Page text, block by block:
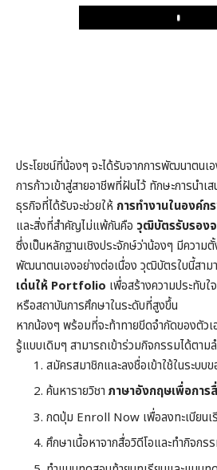
Play
ประโยชน์ที่น้องๆ จะได้รับจากการพัฒนาตนเ
การก้าวเข้าสู่สายอาชีพที่ฝันไว้ ทักษะการนำเ
ธุรกิจที่ได้รับจะช่วยให้ การทำงานในองค์ก
และสิ่งที่สำคัญไม่แพ้กันคือ วุฒิบัตรรับรอง
ซึ่งเป็นหลักฐานเชิงประจักษ์ว่าน้องๆ มีความ
พัฒนาตนเองอย่างต่อเนื่อง วุฒิบัตรใบนี้สาม
เด่นให้ Portfolio เพื่อสร้างความประทับ
หรือสถาบันการศึกษาในระดับที่สูงขึ้น
หากน้องๆ พร้อมที่จะท้าทายขีดจำกัดของตัวเ
รู้แบบเดิมๆ สามารถเข้าร่วมกิจกรรมได้ตา
สมัครสมาชิกและลงชื่อเข้าใช้ในระบ
ค้นหารายวิชา ภาษาอังกฤษเพื่อการ
กดปุ่ม Enroll Now เพื่อลงทะเบียนเ
ศึกษาเนื้อหาจากสื่อวิดีโอและทำกิจกร